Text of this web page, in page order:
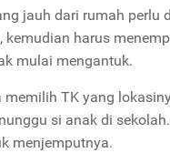
jauh dari rumah perlu
kemudian harus
mulai mengantuk.
memilih TK yang
si anak di
menjemputnya.